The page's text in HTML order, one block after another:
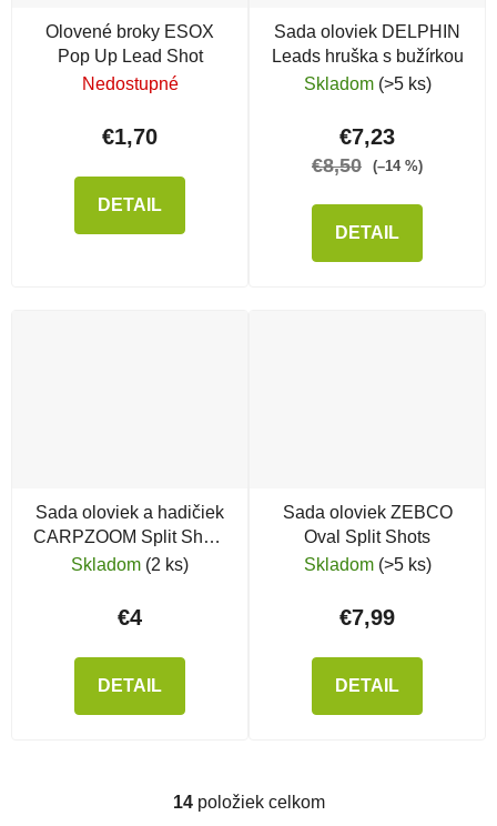
Olovené broky ESOX
Pop Up Lead Shot
Nedostupné
€1,70
DETAIL
Sada oloviek DELPHIN
Leads hruška s bužírkou
Skladom (>5 ks)
€7,23
€8,50 (–14 %)
DETAIL
Sada oloviek a hadičiek
CARPZOOM Split Shots
& Float Sleeves
Skladom (2 ks)
€4
DETAIL
Sada oloviek ZEBCO
Oval Split Shots
Skladom (>5 ks)
€7,99
DETAIL
Ovládacie prvky výpisu
14položiek celkom